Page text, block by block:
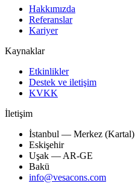
Hakkımızda
Referanslar
Kariyer
Kaynaklar
Etkinlikler
Destek ve iletişim
KVKK
İletişim
İstanbul — Merkez (Kartal)
Eskişehir
Uşak — AR-GE
Bakü
info@vesacons.com